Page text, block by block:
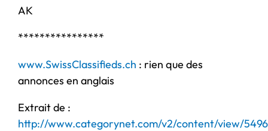
AK
****************
www.SwissClassifieds.ch : rien que des
annonces en anglais
Extrait de :
http://www.categorynet.com/v2/content/view/